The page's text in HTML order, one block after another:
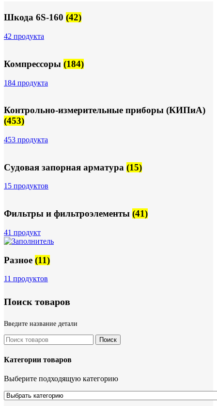
Шкода 6S-160 (42)
42 продукта
Компрессоры (184)
184 продукта
Контрольно-измерительные приборы (КИПиА)
(453)
453 продукта
Судовая запорная арматура (15)
15 продуктов
Фильтры и фильтроэлементы (41)
41 продукт
Разное (11)
11 продуктов
Поиск товаров
Введите название детали
Поиск
Категории товаров
Выберите подходящую категорию